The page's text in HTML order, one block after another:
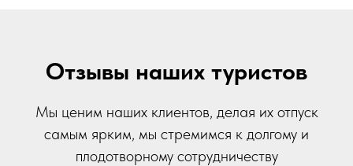
Отзывы наших туристов
Мы ценим наших клиентов, делая их отпуск
самым ярким, мы стремимся к долгому и
плодотворному сотрудничеству